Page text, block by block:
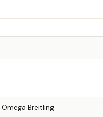
·Omega·Breitling